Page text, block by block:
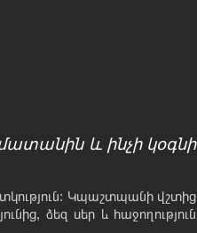
մատանին և ինչի կօգնի
Կպաշտպանի վշտից
ձեզ սեր և հաջողություն